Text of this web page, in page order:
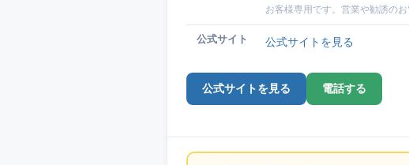
お客様専用です。営業や勧誘のお
公式サイト 公式サイトを見る
公式サイトを見る 電話する